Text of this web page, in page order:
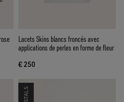
Lacets Skins blancs froncés avec
applications de perles en forme de fleur
€ 250